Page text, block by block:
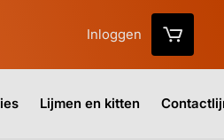
Inloggen
Lijmen en kitten